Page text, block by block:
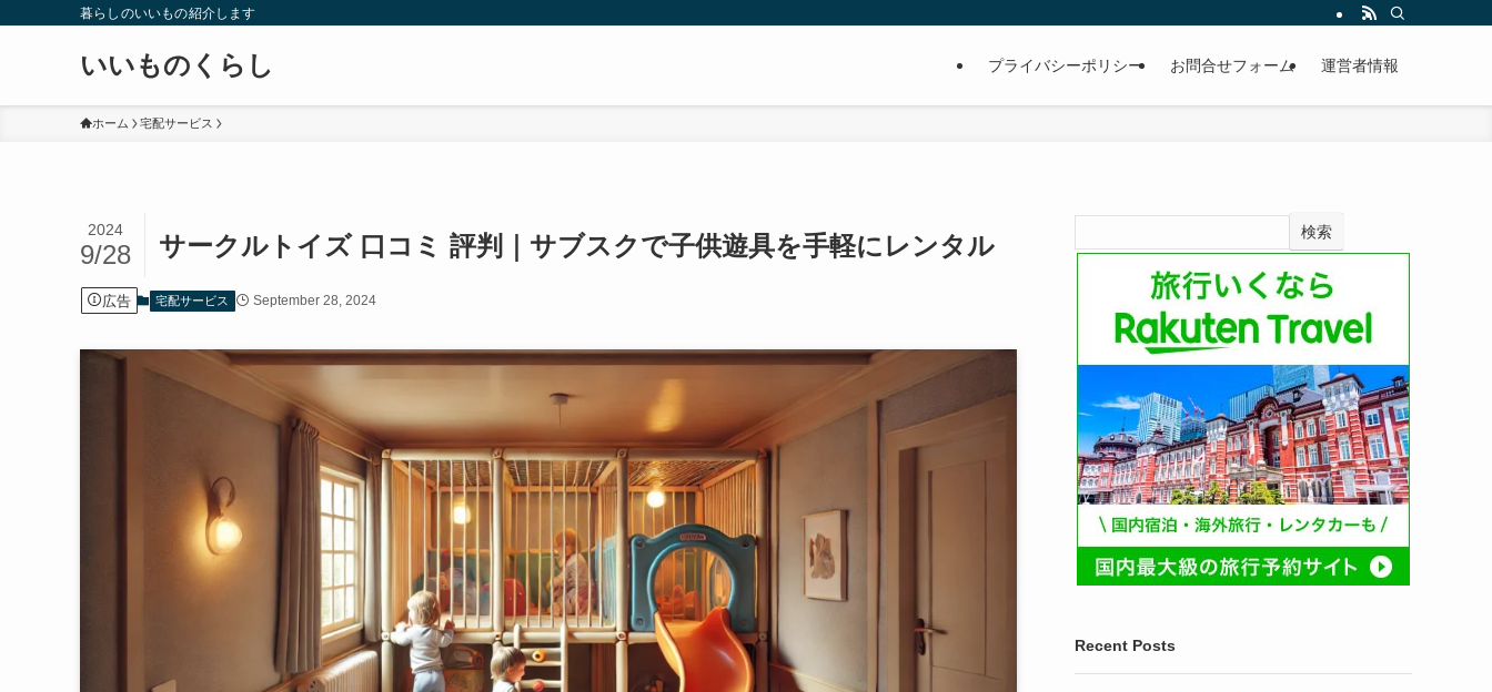
暮らしのいいもの紹介します
いいものくらし プライバシーポリシー お問合せフォーム 運営者情報
ホーム 宅配サービス
サークルトイズ 口コミ 評判｜サブスクで子供遊具を手軽にレンタル
2024
9/28
広告 宅配サービス September 28, 2024
検索
Recent Posts